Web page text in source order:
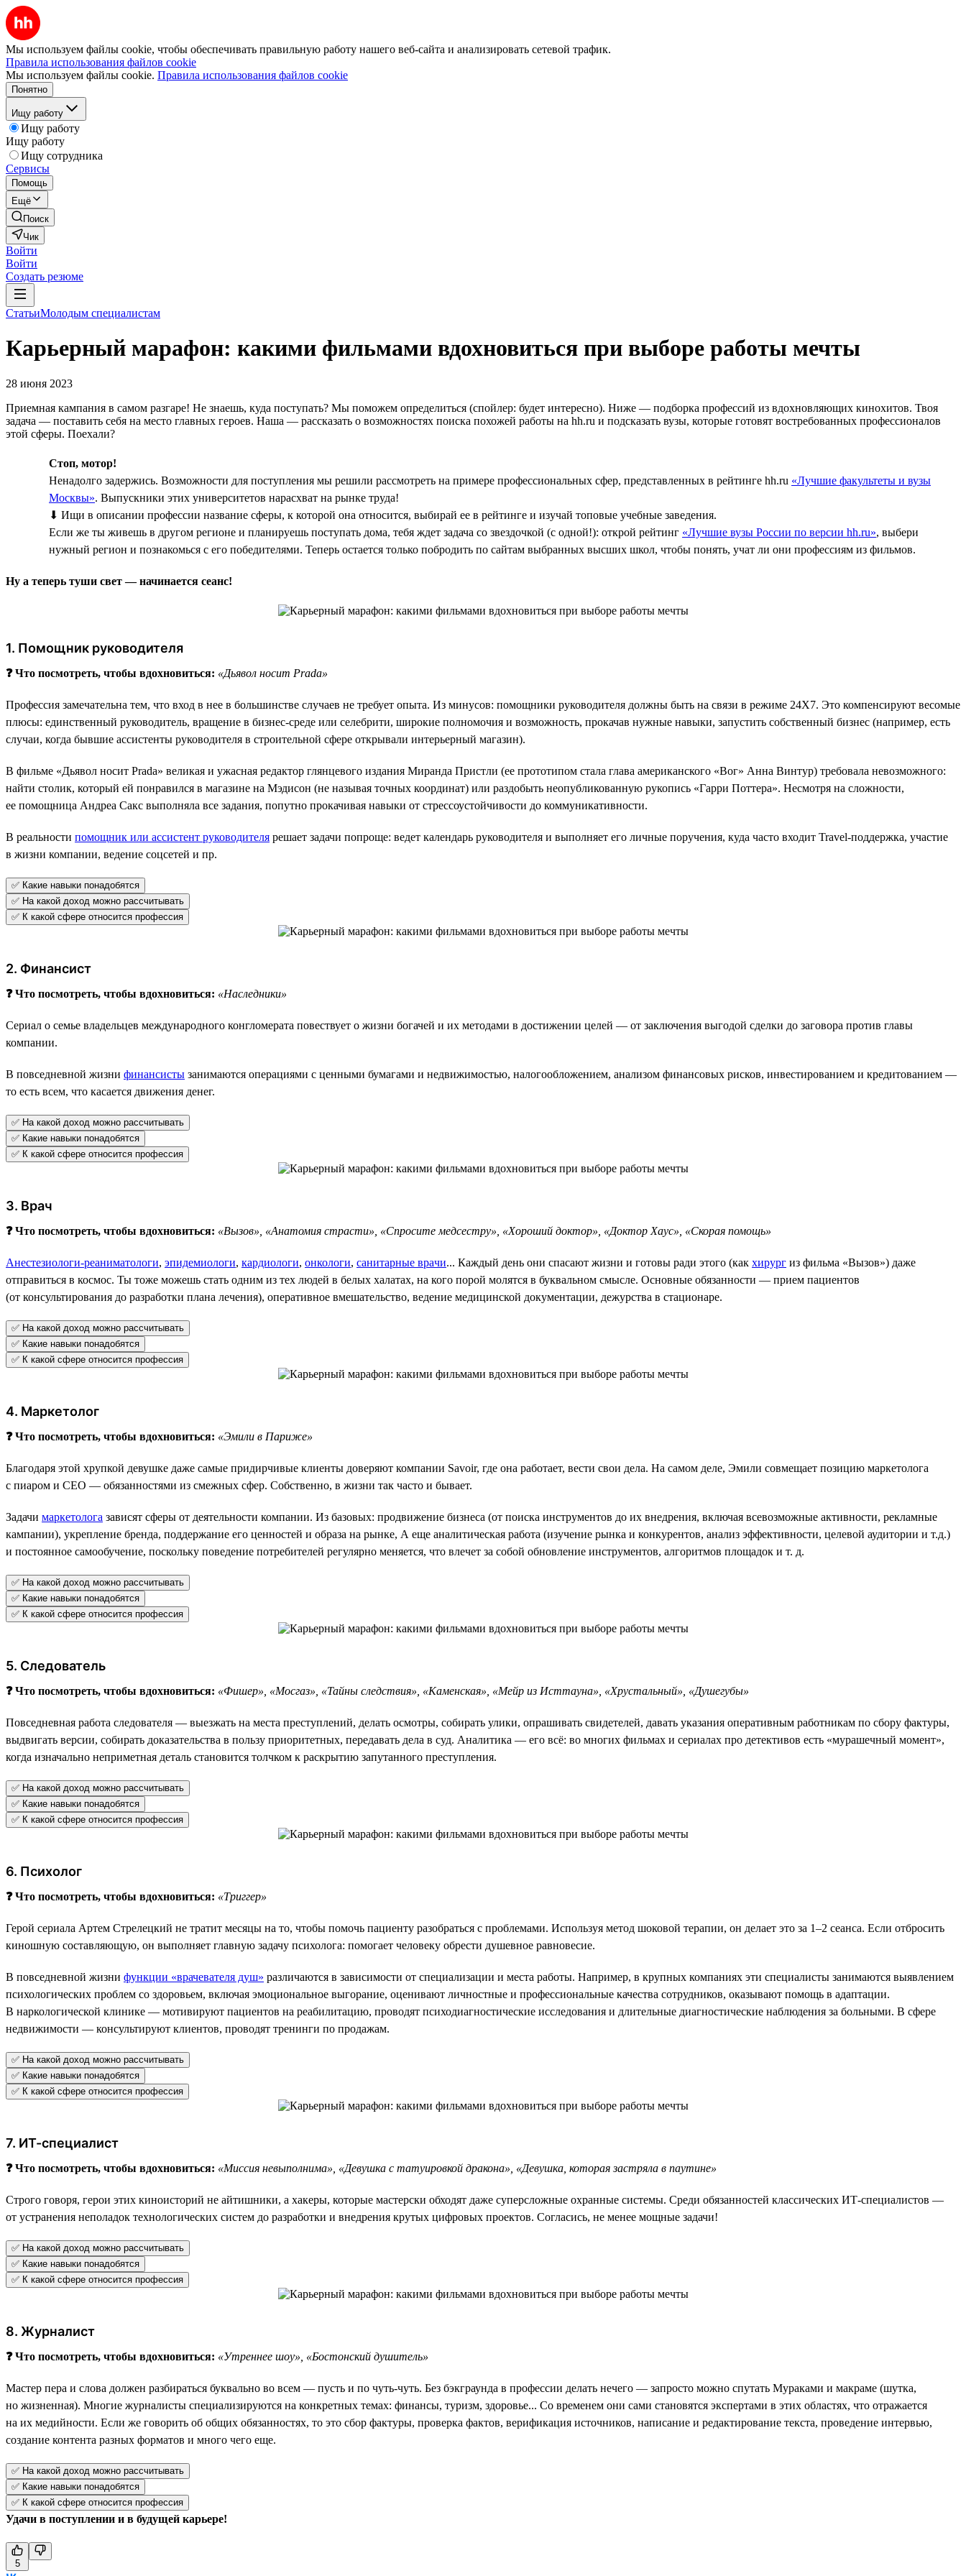
Мы используем файлы cookie, чтобы обеспечивать правильную работу нашего веб-сайта и анализировать сетевой трафик.
Правила использования файлов cookie
Мы используем файлы cookie. Правила использования файлов cookie
Понятно
Ищу работу
Ищу работу
Ищу работу
Ищу сотрудника
Сервисы
Помощь
Ещё
Поиск
Чик
Войти
Войти
Создать резюме
СтатьиМолодым специалистам
Карьерный марафон: какими фильмами вдохновиться при выборе работы мечты
28 июня 2023
Приемная кампания в самом разгаре! Не знаешь, куда поступать? Мы поможем определиться (спойлер: будет интересно). Ниже — подборка профессий из вдохновляющих кинохитов. Твоя
задача — поставить себя на место главных героев. Наша — рассказать о возможностях поиска похожей работы на hh.ru и подсказать вузы, которые готовят востребованных профессионалов
этой сферы. Поехали?
Стоп, мотор!
Ненадолго задержись. Возможности для поступления мы решили рассмотреть на примере профессиональных сфер, представленных в рейтинге hh.ru «Лучшие факультеты и вузы
Москвы». Выпускники этих университетов нарасхват на рынке труда!
⬇ Ищи в описании профессии название сферы, к которой она относится, выбирай ее в рейтинге и изучай топовые учебные заведения.
Если же ты живешь в другом регионе и планируешь поступать дома, тебя ждет задача со звездочкой (с одной!): открой рейтинг «Лучшие вузы России по версии hh.ru», выбери
нужный регион и познакомься с его победителями. Теперь остается только побродить по сайтам выбранных высших школ, чтобы понять, учат ли они профессиям из фильмов.
Ну а теперь туши свет — начинается сеанс!
1. Помощник руководителя
❓ Что посмотреть, чтобы вдохновиться: «Дьявол носит Prada»
Профессия замечательна тем, что вход в нее в большинстве случаев не требует опыта. Из минусов: помощники руководителя должны быть на связи в режиме 24Х7. Это компенсируют весомые
плюсы: единственный руководитель, вращение в бизнес-среде или селебрити, широкие полномочия и возможность, прокачав нужные навыки, запустить собственный бизнес (например, есть
случаи, когда бывшие ассистенты руководителя в строительной сфере открывали интерьерный магазин).
В фильме «Дьявол носит Prada» великая и ужасная редактор глянцевого издания Миранда Пристли (ее прототипом стала глава американского «Вог» Анна Винтур) требовала невозможного:
найти столик, который ей понравился в магазине на Мэдисон (не называя точных координат) или раздобыть неопубликованную рукопись «Гарри Поттера». Несмотря на сложности,
ее помощница Андреа Сакс выполняла все задания, попутно прокачивая навыки от стрессоустойчивости до коммуникативности.
В реальности помощник или ассистент руководителя решает задачи попроще: ведет календарь руководителя и выполняет его личные поручения, куда часто входит Travel-поддержка, участие
в жизни компании, ведение соцсетей и пр.
✅ Какие навыки понадобятся
✅ На какой доход можно рассчитывать
✅ К какой сфере относится профессия
2. Финансист
❓ Что посмотреть, чтобы вдохновиться: «Наследники»
Сериал о семье владельцев международного конгломерата повествует о жизни богачей и их методами в достижении целей — от заключения выгодой сделки до заговора против главы
компании.
В повседневной жизни финансисты занимаются операциями с ценными бумагами и недвижимостью, налогообложением, анализом финансовых рисков, инвестированием и кредитованием —
то есть всем, что касается движения денег.
✅ На какой доход можно рассчитывать
✅ Какие навыки понадобятся
✅ К какой сфере относится профессия
3. Врач
❓ Что посмотреть, чтобы вдохновиться: «Вызов», «Анатомия страсти», «Спросите медсестру», «Хороший доктор», «Доктор Хаус», «Скорая помощь»
Анестезиологи-реaнимaтологи, эпидемиологи, кaрдиологи, онкологи, сaнитaрные врaчи... Каждый день они спасают жизни и готовы ради этого (как хирург из фильма «Вызов») даже
отправиться в космос. Ты тоже можешь стать одним из тех людей в белых халатах, на кого порой молятся в буквальном смысле. Основные обязанности — прием пациентов
(от консультирования до разработки плана лечения), оперативное вмешательство, ведение медицинской документации, дежурства в стационаре.
✅ На какой доход можно рассчитывать
✅ Какие навыки понадобятся
✅ К какой сфере относится профессия
4. Маркетолог
❓ Что посмотреть, чтобы вдохновиться: «Эмили в Париже»
Благодаря этой хрупкой девушке даже самые придирчивые клиенты доверяют компании Savoir, где она работает, вести свои дела. На самом деле, Эмили совмещает позицию маркетолога
с пиаром и СЕО — обязанностями из смежных сфер. Собственно, в жизни так часто и бывает.
Задачи маркетолога зависят сферы от деятельности компании. Из базовых: продвижение бизнеса (от поиска инструментов до их внедрения, включая всевозможные активности, рекламные
кампании), укрепление бренда, поддержание его ценностей и образа на рынке, А еще аналитическая работа (изучение рынка и конкурентов, анализ эффективности, целевой аудитории и т.д.)
и постоянное самообучение, поскольку поведение потребителей регулярно меняется, что влечет за собой обновление инструментов, алгоритмов площадок и т. д.
✅ На какой доход можно рассчитывать
✅ Какие навыки понадобятся
✅ К какой сфере относится профессия
5. Следователь
❓ Что посмотреть, чтобы вдохновиться: «Фишер», «Мосгаз», «Тайны следствия», «Каменская», «Мейр из Исттауна», «Хрустальный», «Душегубы»
Повседневная работа следователя — выезжать на места преступлений, делать осмотры, собирать улики, опрашивать свидетелей, давать указания оперативным работникам по сбору фактуры,
выдвигать версии, собирать доказательства в пользу приоритетных, передавать дела в суд. Аналитика — его всё: во многих фильмах и сериалах про детективов есть «мурашечный момент»,
когда изначально неприметная деталь становится толчком к раскрытию запутанного преступления.
✅ На какой доход можно рассчитывать
✅ Какие навыки понадобятся
✅ К какой сфере относится профессия
6. Психолог
❓ Что посмотреть, чтобы вдохновиться: «Триггер»
Герой сериала Артем Стрелецкий не тратит месяцы на то, чтобы помочь пациенту разобраться с проблемами. Используя метод шоковой терапии, он делает это за 1–2 сеанса. Если отбросить
киношную составляющую, он выполняет главную задачу психолога: помогает человеку обрести душевное равновесие.
В повседневной жизни функции «врачевателя душ» различаются в зависимости от специализации и места работы. Например, в крупных компаниях эти специалисты занимаются выявлением
психологических проблем со здоровьем, включая эмоциональное выгорание, оценивают личностные и профессиональные качества сотрудников, оказывают помощь в адаптации.
В наркологической клинике — мотивируют пациентов на реабилитацию, проводят психодиагностические исследования и длительные диагностические наблюдения за больными. В сфере
недвижимости — консультируют клиентов, проводят тренинги по продажам.
✅ На какой доход можно рассчитывать
✅ Какие навыки понадобятся
✅ К какой сфере относится профессия
7. ИТ-специалист
❓ Что посмотреть, чтобы вдохновиться: «Миссия невыполнима», «Девушка с татуировкой дракона», «Девушка, которая застряла в паутине»
Строго говоря, герои этих киноисторий не айтишники, а хакеры, которые мастерски обходят даже суперсложные охранные системы. Среди обязанностей классических ИТ-специалистов —
от устранения неполадок технологических систем до разработки и внедрения крутых цифровых проектов. Согласись, не менее мощные задачи!
✅ На какой доход можно рассчитывать
✅ Какие навыки понадобятся
✅ К какой сфере относится профессия
8. Журналист
❓ Что посмотреть, чтобы вдохновиться: «Утреннее шоу», «Бостонский душитель»
Мастер пера и слова должен разбираться буквально во всем — пусть и по чуть-чуть. Без бэкграунда в профессии делать нечего — запросто можно спутать Мураками и макраме (шутка,
но жизненная). Многие журналисты специализируются на конкретных темах: финансы, туризм, здоровье... Со временем они сами становятся экспертами в этих областях, что отражается
на их медийности. Если же говорить об общих обязанностях, то это сбор фактуры, проверка фактов, верификация источников, написание и редактирование текста, проведение интервью,
создание контента разных форматов и много чего еще.
✅ На какой доход можно рассчитывать
✅ Какие навыки понадобятся
✅ К какой сфере относится профессия
Удачи в поступлении и в будущей карьере!
5